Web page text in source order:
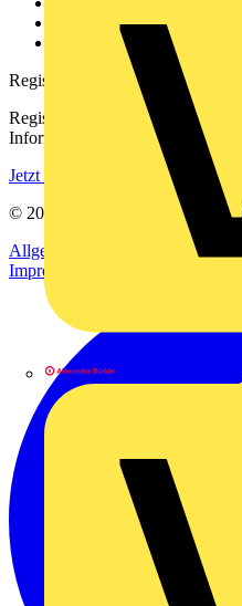
Alexander
Häufig gestellte Fragen
voltimum.com
Registrierung
Registrieren Sie sich kostenlos
Informationen aus der
Jetzt registrieren
© 2002-
Allgemeine
Impressum